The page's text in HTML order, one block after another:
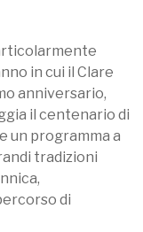
in cui il Clare
anniversario,
il centenario di
un programma a
tradizioni
di